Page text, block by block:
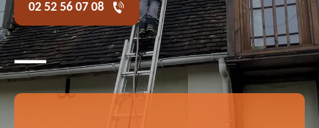
02 52 56 07 08